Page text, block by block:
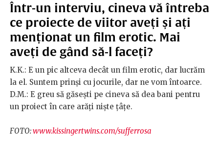
Într-un interviu, cineva vă întreba
ce proiecte de viitor aveți și ați
menționat un film erotic. Mai
aveți de gând să-l faceți?
K.K.: E un pic altceva decât un film erotic, dar lucrăm
la el. Suntem prinși cu jocurile, dar ne vom întoarce.
D.M.: E greu să găsești pe cineva să dea bani pentru
un proiect în care arăți niște țâțe.
FOTO:www.kissingertwins.com/sufferrosa